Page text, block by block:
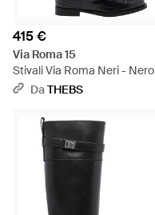
415 €
Via Roma 15
Stivali Via Roma Neri - Nero
DaTHEBS